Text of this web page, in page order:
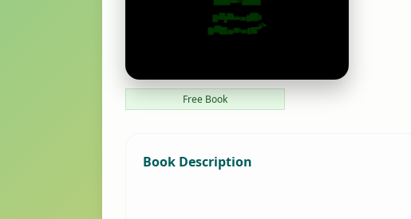
Free Book
Book Description